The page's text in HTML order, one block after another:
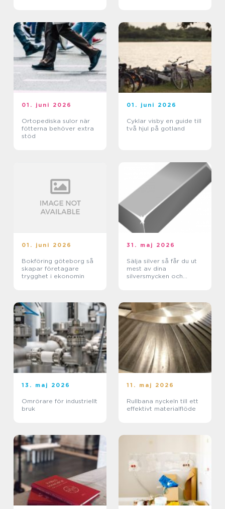
01. juni 2026
Ortopediska sulor när
fötterna behöver extra
stöd
01. juni 2026
Cyklar visby en guide till
två hjul på gotland
01. juni 2026
Bokföring göteborg så
skapar företagare
trygghet i ekonomin
31. maj 2026
Sälja silver så får du ut
mest av dina
silversmycken och
13. maj 2026
Omrörare för industriellt
bruk
11. maj 2026
Rullbana nyckeln till ett
effektivt materialflöde